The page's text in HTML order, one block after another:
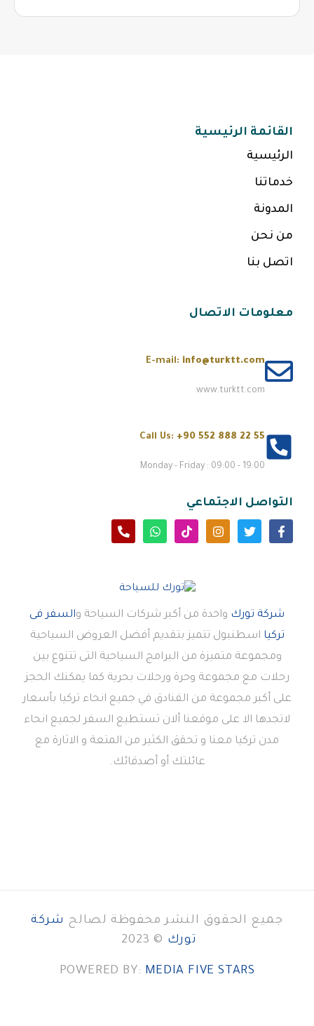
القائمة الرئيسية
الرئيسية
خدماتنا
المدونة
من نحن
اتصل بنا
معلومات الاتصال
E-mail: info@turktt.com
www.turktt.com
Call Us: +90 552 888 22 55
Monday - Friday : 09:00 - 19:00
التواصل الاجتماعي
شركة تورك واحدة من أكبر شركات السياحة والسفر فى
تركيا اسطنبول تتميز بتقديم أفضل العروض السياحية
ومجموعة متميزة من البرامج السياحية التى تتنوع بين
رحلات مع مجموعة وحرة ورحلات بحرية كما يمكنك الحجز
على أكبر مجموعة من الفنادق في جميع انحاء تركيا بأسعار
لاتجدها الا على موقعنا ألان تستطيع السفر لجميع انحاء
مدن تركيا معنا و تحقق الكثير من المتعة و الاثارة مع
عائلتك أو أصدقائك.
جميع الحقوق النشر محفوظة لصالح شركة
تورك © 2023
POWERED BY: MEDIA FIVE STARS